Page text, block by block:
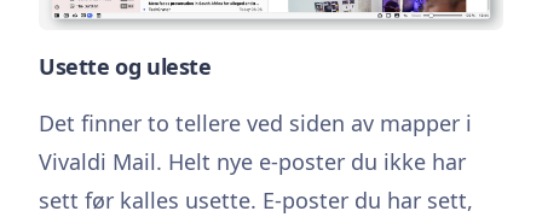
Usette og uleste
Det finner to tellere ved siden av mapper i
Vivaldi Mail. Helt nye e-poster du ikke har
sett før kalles usette. E-poster du har sett,